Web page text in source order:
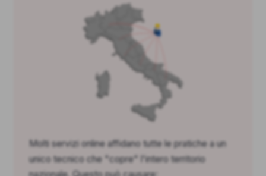
Molti servizi online affidano tutte le pratiche a un
unico tecnico che "copre" l'intero territorio